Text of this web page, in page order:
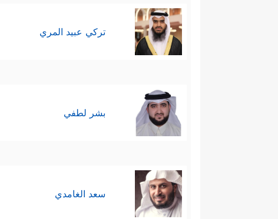
تركي عبيد المري
بشر لطفي
سعد الغامدي